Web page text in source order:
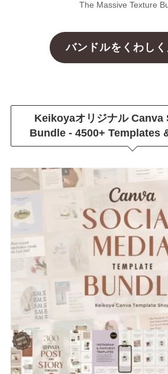
The Massive Texture
バンドルをくわし
Keikoyaオリジナル Canva
Bundle - 4500+ Templates